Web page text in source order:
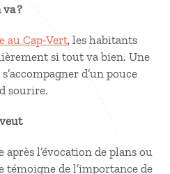
?
au Cap-Vert, les habitants
si tout va bien. Une
d’un pouce
sourire.
l’évocation de plans ou
témoigne de l’importance de